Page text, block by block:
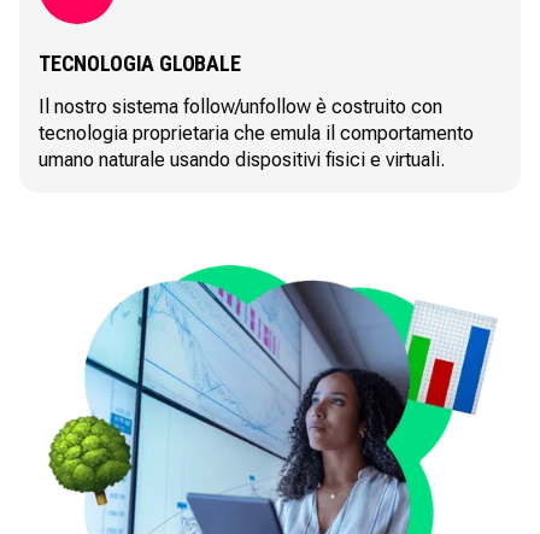
TECNOLOGIA GLOBALE
Il nostro sistema follow/unfollow è costruito con
tecnologia proprietaria che emula il comportamento
umano naturale usando dispositivi fisici e virtuali.